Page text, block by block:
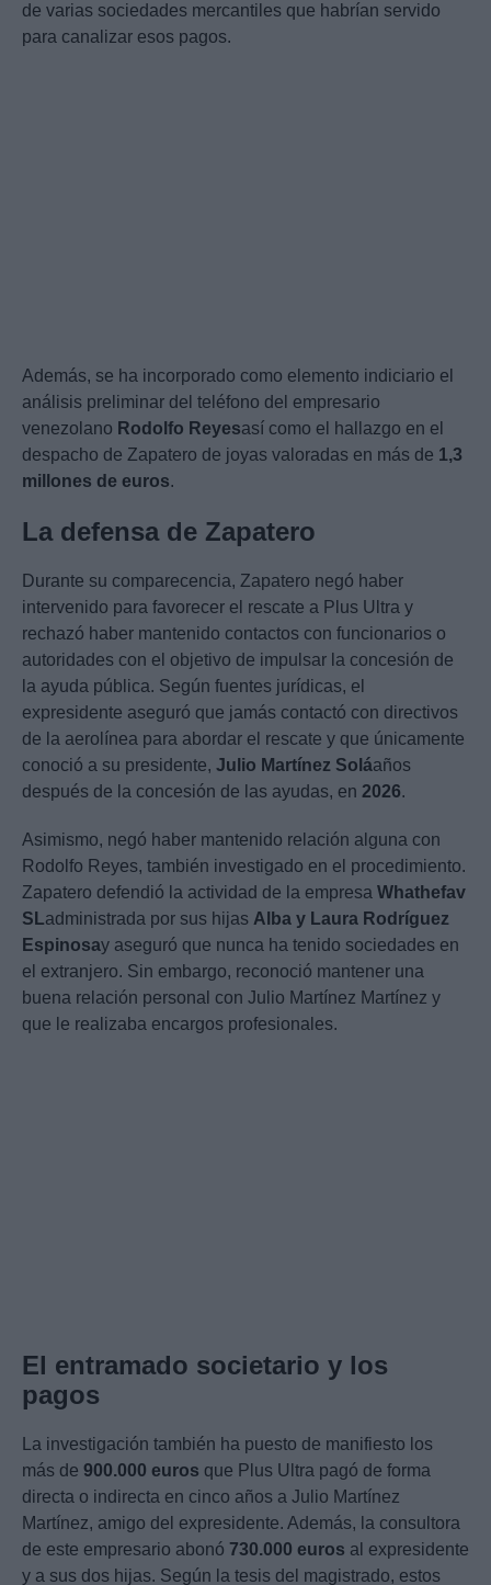
de varias sociedades mercantiles que habrían servido
para canalizar esos pagos.
Además, se ha incorporado como elemento indiciario el
análisis preliminar del teléfono del empresario
venezolano Rodolfo Reyesasí como el hallazgo en el
despacho de Zapatero de joyas valoradas en más de 1,3
millones de euros.
La defensa de Zapatero
Durante su comparecencia, Zapatero negó haber
intervenido para favorecer el rescate a Plus Ultra y
rechazó haber mantenido contactos con funcionarios o
autoridades con el objetivo de impulsar la concesión de
la ayuda pública. Según fuentes jurídicas, el
expresidente aseguró que jamás contactó con directivos
de la aerolínea para abordar el rescate y que únicamente
conoció a su presidente, Julio Martínez Soláaños
después de la concesión de las ayudas, en 2026.
Asimismo, negó haber mantenido relación alguna con
Rodolfo Reyes, también investigado en el procedimiento.
Zapatero defendió la actividad de la empresa Whathefav
SLadministrada por sus hijas Alba y Laura Rodríguez
Espinosay aseguró que nunca ha tenido sociedades en
el extranjero. Sin embargo, reconoció mantener una
buena relación personal con Julio Martínez Martínez y
que le realizaba encargos profesionales.
El entramado societario y los
pagos
La investigación también ha puesto de manifiesto los
más de 900.000 euros que Plus Ultra pagó de forma
directa o indirecta en cinco años a Julio Martínez
Martínez, amigo del expresidente. Además, la consultora
de este empresario abonó 730.000 euros al expresidente
y a sus dos hijas. Según la tesis del magistrado, estos